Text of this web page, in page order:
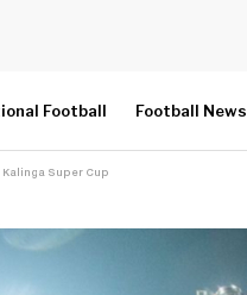
Football Football News
Super Cup